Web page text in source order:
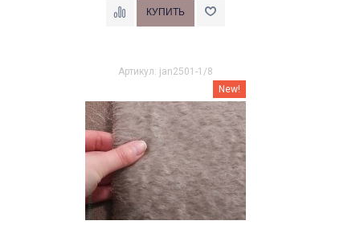
Артикул: jan2501-1/8
New!